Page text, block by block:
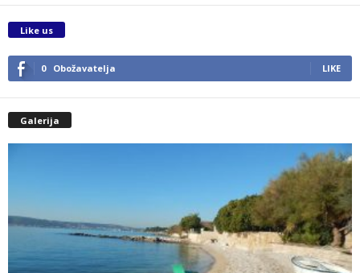
Like us
0 Obožavatelja LIKE
Galerija